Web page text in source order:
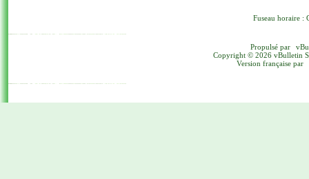
Fuseau horaire :
Propulsé par
Copyright © 2026 vBulletin
Version française par